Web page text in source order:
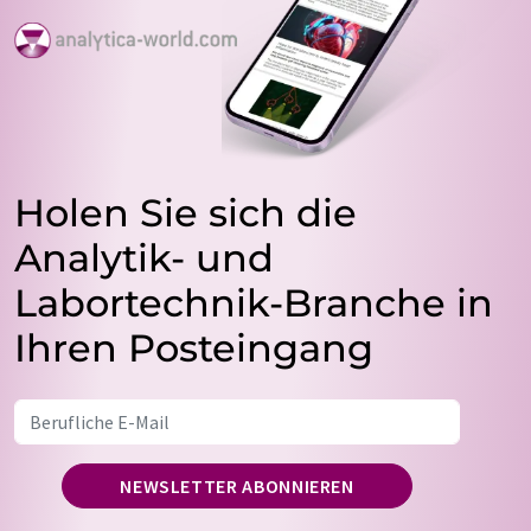
Holen Sie sich die
Analytik- und
Labortechnik-Branche in
Ihren Posteingang
NEWSLETTER ABONNIEREN